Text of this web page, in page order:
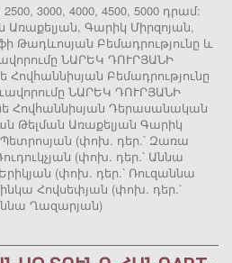
3000, 4000, 4500, 5000 դրամ:
Առաքելյան, Գարիկ Միրզոյան,
Թադևոսյան Բեմադրությունը և
ՆԱՐԵԿ ԴՈՒՐՅԱՆԻ
Բեմադրությունը
ՆԱՐԵԿ ԴՈՒՐՅԱՆԻ
Հովհաննիսյան Դերասանական
Թելման Առաքելյան Գարիկ
(փոխ. դեր.՝ Զառա
(փոխ. դեր.՝ Աննա
(փոխ. դեր.՝ Ռուզաննա
Հովսեփյան (փոխ. դեր.՝
Ղազարյան)